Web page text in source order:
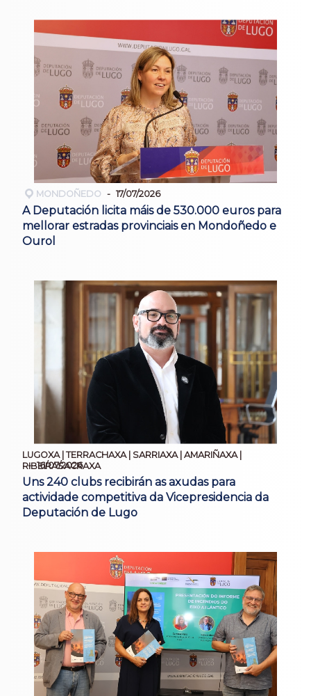
MONDOÑEDO 17/07/2026
A Deputación licita máis de 530.000 euros para
mellorar estradas provinciais en Mondoñedo e
Ourol
LUGOXA | TERRACHAXA | SARRIAXA | AMARIÑAXA |
RIBEIRASACRAXA
16/07/2026
Uns 240 clubs recibirán as axudas para
actividade competitiva da Vicepresidencia da
Deputación de Lugo